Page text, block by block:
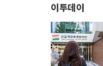
이투데이